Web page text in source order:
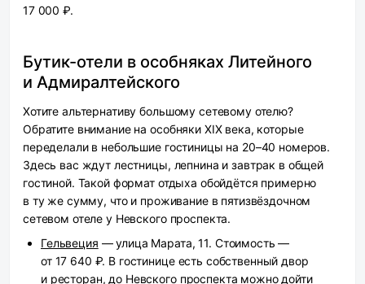
17 000 ₽.
Бутик-отели в особняках Литейного
и Адмиралтейского
Хотите альтернативу большому сетевому отелю?
Обратите внимание на особняки XIX века, которые
переделали в небольшие гостиницы на 20–40 номеров.
Здесь вас ждут лестницы, лепнина и завтрак в общей
гостиной. Такой формат отдыха обойдётся примерно
в ту же сумму, что и проживание в пятизвёздочном
сетевом отеле у Невского проспекта.
Гельвеция — улица Марата, 11. Стоимость —
от 17 640 ₽. В гостинице есть собственный двор
и ресторан, до Невского проспекта можно дойти